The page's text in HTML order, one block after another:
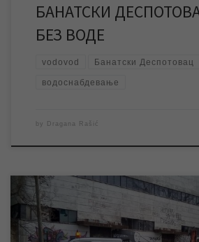
БАНАТСКИ
БЕЗ ВОДЕ
vodovod Банатски Деспотовац
водоснабдевање
by Dragana Rašić
Од раних јутарњих часова, због квара на